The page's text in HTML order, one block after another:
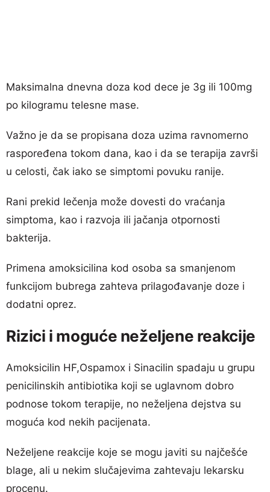
Maksimalna dnevna doza kod dece je 3g ili 100mg
po kilogramu telesne mase.
Važno je da se propisana doza uzima ravnomerno
raspoređena tokom dana, kao i da se terapija završi
u celosti, čak iako se simptomi povuku ranije.
Rani prekid lečenja može dovesti do vraćanja
simptoma, kao i razvoja ili jačanja otpornosti
bakterija.
Primena amoksicilina kod osoba sa smanjenom
funkcijom bubrega zahteva prilagođavanje doze i
dodatni oprez.
Rizici i moguće neželjene reakcije
Amoksicilin HF,Ospamox i Sinacilin spadaju u grupu
penicilinskih antibiotika koji se uglavnom dobro
podnose tokom terapije, no neželjena dejstva su
moguća kod nekih pacijenata.
Neželjene reakcije koje se mogu javiti su najčešće
blage, ali u nekim slučajevima zahtevaju lekarsku
procenu.